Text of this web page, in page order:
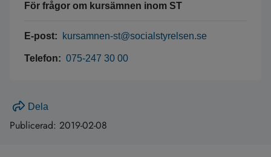
För frågor om kursämnen inom ST
E-post: kursamnen-st@socialstyrelsen.se
Telefon: 075-247 30 00
Dela
Publicerad: 2019-02-08